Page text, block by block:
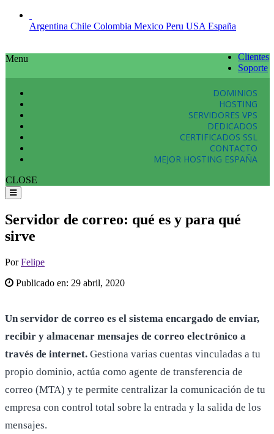
Argentina Chile Colombia Mexico Peru USA España
Clientes
Soporte
Menu
DOMINIOS
HOSTING
SERVIDORES VPS
DEDICADOS
CERTIFICADOS SSL
CONTACTO
MEJOR HOSTING ESPAÑA
CLOSE
Servidor de correo: qué es y para qué
sirve
PorFelipe
Publicado en: 29 abril, 2020
Un servidor de correo es el sistema encargado de enviar,
recibir y almacenar mensajes de correo electrónico a
través de internet. Gestiona varias cuentas vinculadas a tu
propio dominio, actúa como agente de transferencia de
correo (MTA) y te permite centralizar la comunicación de tu
empresa con control total sobre la entrada y la salida de los
mensajes.